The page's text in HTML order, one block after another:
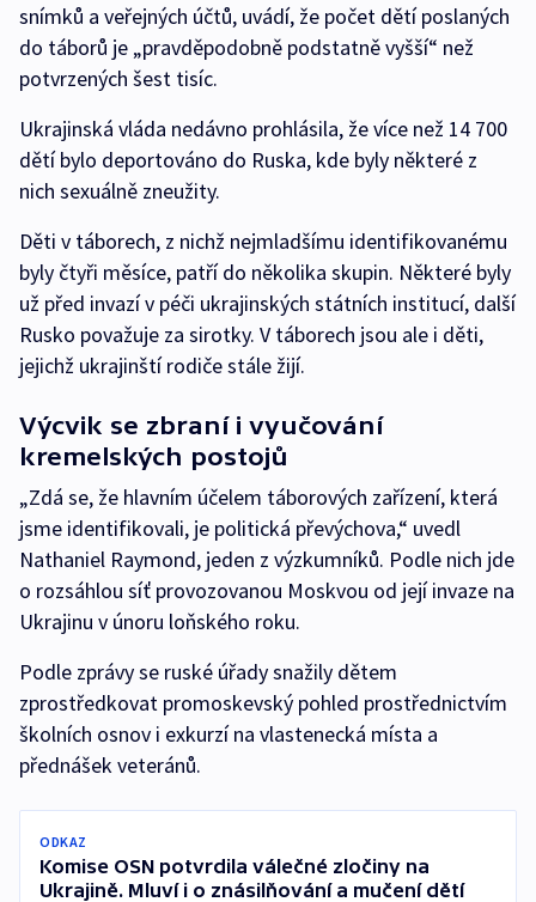
snímků a veřejných účtů, uvádí, že počet dětí poslaných
do táborů je „pravděpodobně podstatně vyšší“ než
potvrzených šest tisíc.
Ukrajinská vláda nedávno prohlásila, že více než 14 700
dětí bylo deportováno do Ruska, kde byly některé z
nich sexuálně zneužity.
Děti v táborech, z nichž nejmladšímu identifikovanému
byly čtyři měsíce, patří do několika skupin. Některé byly
už před invazí v péči ukrajinských státních institucí, další
Rusko považuje za sirotky. V táborech jsou ale i děti,
jejichž ukrajinští rodiče stále žijí.
Výcvik se zbraní i vyučování
kremelských postojů
„Zdá se, že hlavním účelem táborových zařízení, která
jsme identifikovali, je politická převýchova,“ uvedl
Nathaniel Raymond, jeden z výzkumníků. Podle nich jde
o rozsáhlou síť provozovanou Moskvou od její invaze na
Ukrajinu v únoru loňského roku.
Podle zprávy se ruské úřady snažily dětem
zprostředkovat promoskevský pohled prostřednictvím
školních osnov i exkurzí na vlastenecká místa a
přednášek veteránů.
ODKAZ
Komise OSN potvrdila válečné zločiny na
Ukrajině. Mluví i o znásilňování a mučení dětí